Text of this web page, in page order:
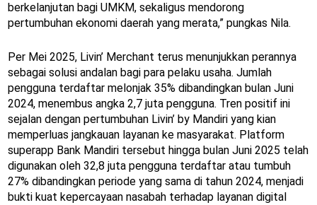
berkelanjutan bagi UMKM, sekaligus mendorong
pertumbuhan ekonomi daerah yang merata,” pungkas Nila.
Per Mei 2025, Livin’ Merchant terus menunjukkan perannya
sebagai solusi andalan bagi para pelaku usaha. Jumlah
pengguna terdaftar melonjak 35% dibandingkan bulan Juni
2024, menembus angka 2,7 juta pengguna. Tren positif ini
sejalan dengan pertumbuhan Livin’ by Mandiri yang kian
memperluas jangkauan layanan ke masyarakat. Platform
superapp Bank Mandiri tersebut hingga bulan Juni 2025 telah
digunakan oleh 32,8 juta pengguna terdaftar atau tumbuh
27% dibandingkan periode yang sama di tahun 2024, menjadi
bukti kuat kepercayaan nasabah terhadap layanan digital